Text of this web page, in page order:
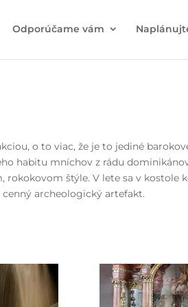
Odporúčame vám
o to viac, že je to jediné
habitu mníchov z rádu
štýle. V lete sa v kostole
archeologický artefakt.